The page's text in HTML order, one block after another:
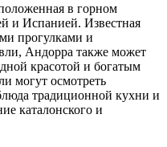
в горном
и Испанией. Известная
прогулками и
Андорра также может
красотой и богатым
могут осмотреть
традиционной кухни и
каталонского и